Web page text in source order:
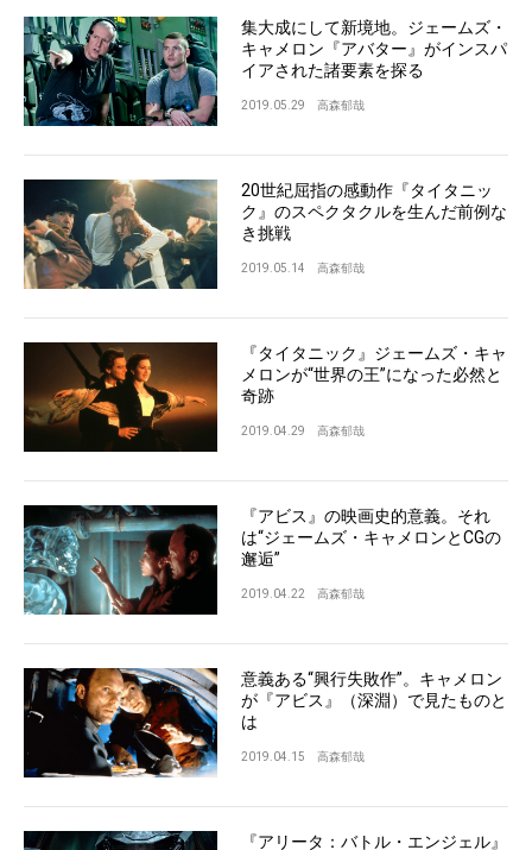
集大成にして新境地。ジェームズ・
キャメロン『アバター』がインスパ
イアされた諸要素を探る
2019.05.29 高森郁哉
20世紀屈指の感動作『タイタニッ
ク』のスペクタクルを生んだ前例な
き挑戦
2019.05.14 高森郁哉
『タイタニック』ジェームズ・キャ
メロンが“世界の王”になった必然と
奇跡
2019.04.29 高森郁哉
『アビス』の映画史的意義。それ
は“ジェームズ・キャメロンとCGの
邂逅”
2019.04.22 高森郁哉
意義ある“興行失敗作”。キャメロン
が『アビス』（深淵）で見たものと
は
2019.04.15 高森郁哉
『アリータ：バトル・エンジェル』